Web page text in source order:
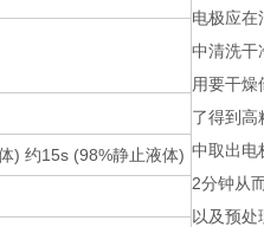
) 约15s (98%静止液体)
电极应在
中清洗干
用要干
了得到高
中取出电
2分钟从
以及预处